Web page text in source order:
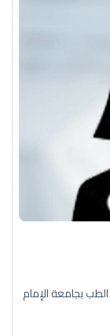
بجامعة الإمام